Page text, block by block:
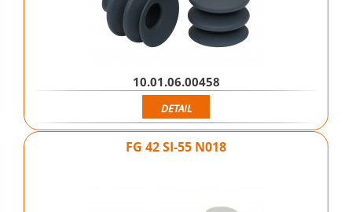
10.01.06.00458
DETAIL
FG 42 SI-55 N018